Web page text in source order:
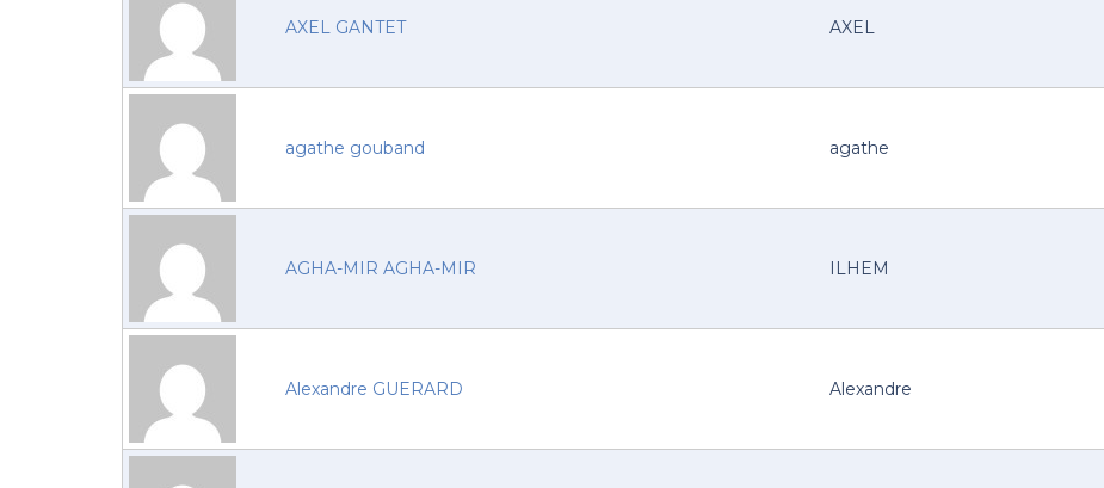
AXEL GANTET AXEL
agathe gouband agathe
AGHA-MIR AGHA-MIR ILHEM
Alexandre GUERARD Alexandre